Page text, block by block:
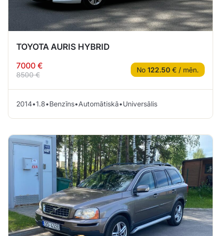
TOYOTA AURIS HYBRID
7000 €
8500 €
No 122.50 € / mēn.
2014•1.8•Benzīns•Automātiskā•Universālis